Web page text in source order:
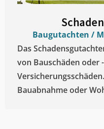
Baugutachten /
Das
von Bauschäden oder
Bauabnahme oder